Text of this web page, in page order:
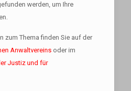
werden, um Ihre
zum Thema finden Sie auf der
Anwaltvereinsoder im
Justiz und für